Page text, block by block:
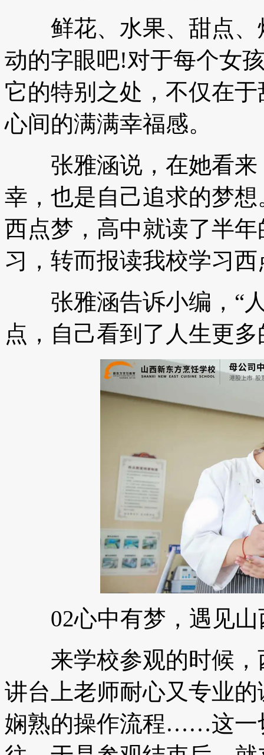
鲜花、水果、甜点、
动的字眼吧!对于每个女
它的特别之处，不仅在
心间的满满幸福感。
张雅涵说，在她看来
幸，也是自己追求的梦
西点梦，高中就读了半
习，转而报读我校学习西
张雅涵告诉小编，“人
点，自己看到了人生更
02心中有梦，遇见山
来学校参观的时候，
讲台上老师耐心又专业
娴熟的操作流程……这一